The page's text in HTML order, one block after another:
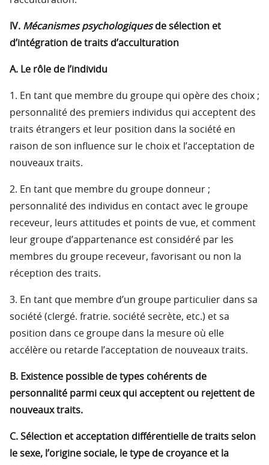
IV. Mécanismes psychologiquesde sélection et
d’intégration de traits d’acculturation
A. Le rôle de l’individu
1. En tant que membre du groupe qui opère des choix ;
personnalité des premiers individus qui acceptent des
traits étrangers et leur position dans la société en
raison de son influence sur le choix et l’acceptation de
nouveaux traits.
2. En tant que membre du groupe donneur ;
personnalité des individus en contact avec le groupe
receveur, leurs attitudes et points de vue, et comment
leur groupe d’appartenance est considéré par les
membres du groupe receveur, favorisant ou non la
réception des traits.
3. En tant que membre d’un groupe particulier dans sa
société (clergé. fratrie. société secrète, etc.) et sa
position dans ce groupe dans la mesure où elle
accélère ou retarde l’acceptation de nouveaux traits.
B. Existence possible de types cohérents de
personnalité parmi ceux qui acceptent ou rejettent de
nouveaux traits.
C. Sélection et acceptation différentielle de traits selon
le sexe, l’origine sociale, le type de croyance et la